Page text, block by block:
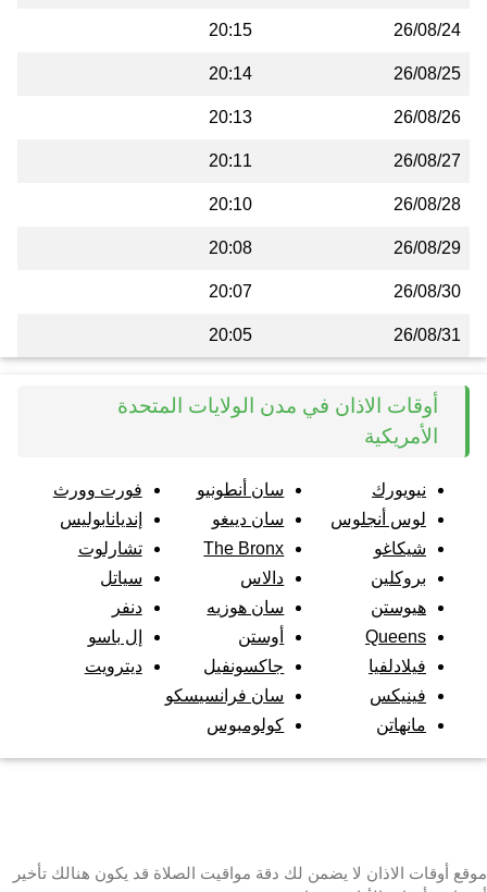
26/08/24
20:15
26/08/25
20:14
26/08/26
20:13
26/08/27
20:11
26/08/28
20:10
26/08/29
20:08
26/08/30
20:07
26/08/31
20:05
أوقات الاذان في مدن الولايات المتحدة
الأمريكية
نيويورك
لوس أنجلوس
شيكاغو
بروكلين
هيوستن
Queens
فيلادلفيا
فينيكس
مانهاتن
سان أنطونيو
سان دييغو
The Bronx
دالاس
سان هوزيه
أوستن
جاكسونفيل
سان فرانسيسكو
كولومبوس
فورت وورث
إنديانابوليس
تشارلوت
سياتل
دنفر
إل باسو
ديترويت
موقع أوقات الاذان لا يضمن لك دقة مواقيت الصلاة قد يكون هنالك تأخير